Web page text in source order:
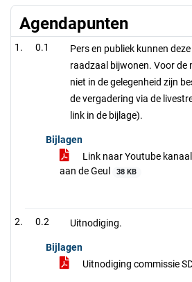
Agendapunten
0.1
Pers en publiek kunnen
raadzaal bijwonen. Voor de
niet in de gelegenheid zijn
de vergadering via de
link in de bijlage).
Bijlagen
Link naar Youtube
aan de Geul
38 KB
0.2 Uitnodiging.
Bijlagen
Uitnodiging commissie